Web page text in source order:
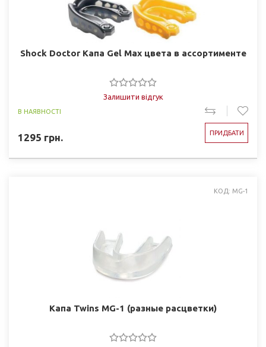
Shock Doctor Капа Gel Max цвета в ассортименте
Залишити відгук
В НАЯВНОСТІ
1295 грн. ПРИДБАТИ
КОД: MG-1
Капа Twins MG-1 (разные расцветки)